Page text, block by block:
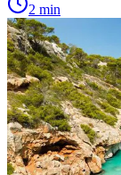
2 min